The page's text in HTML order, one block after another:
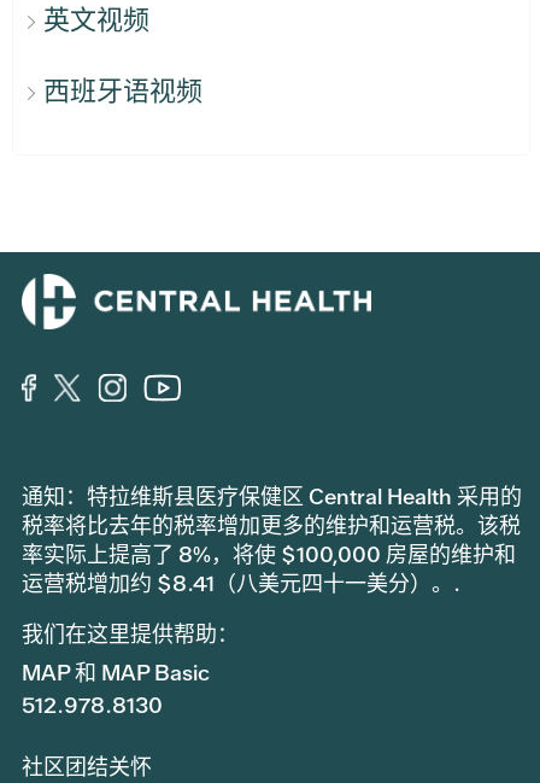
英文视频
西班牙语视频
通知：特拉维斯县医疗保健区 Central Health 采用的
税率将比去年的税率增加更多的维护和运营税。该税
率实际上提高了 8%，将使 $100,000 房屋的维护和
运营税增加约 $8.41（八美元四十一美分）。.
我们在这里提供帮助：
MAP 和 MAP Basic
512.978.8130
社区团结关怀